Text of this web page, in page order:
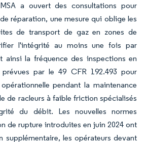
a ouvert des consultations pour
réparation, une mesure qui oblige les
de transport de gaz en zones de
l'intégrité au moins une fois par
ainsi la fréquence des inspections en
par le 49 CFR 192.493 pour
pendant la maintenance
de racleurs à faible friction spécialisés
du débit. Les nouvelles normes
de rupture introduites en juin 2024 ont
supplémentaire, les opérateurs devant